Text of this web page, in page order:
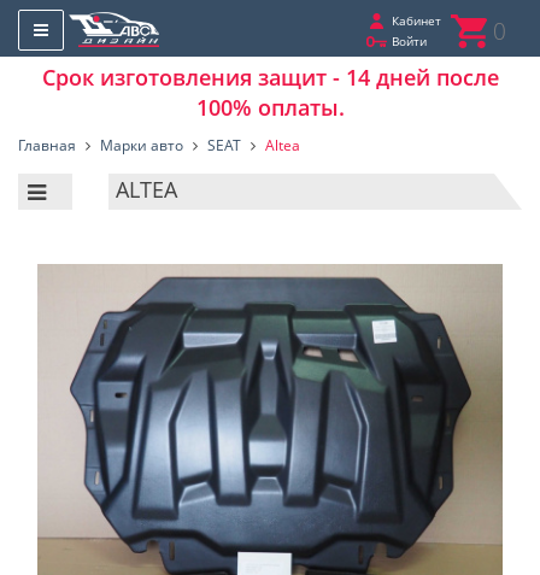
Кабинет
Войти
0
Срок изготовления защит - 14 дней после
100% оплаты.
Главная Марки авто SEAT Altea
ALTEA